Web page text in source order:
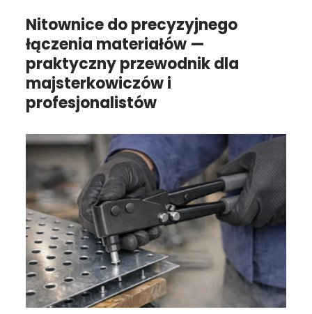
Nitownice do precyzyjnego
łączenia materiałów —
praktyczny przewodnik dla
majsterkowiczów i
profesjonalistów